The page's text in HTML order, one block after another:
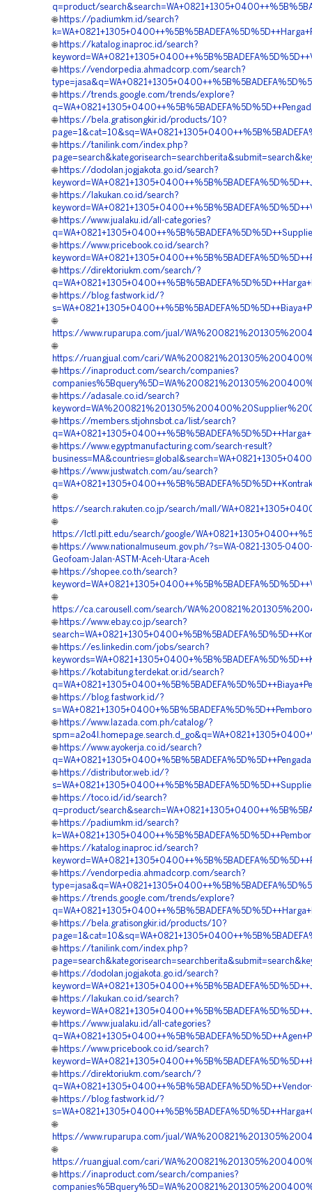
q=product/
🌐 https://padiumkm.id/search?
🌐 https://katalog.inaproc.id/search?
🌐 https://vendorpedia.ahmadcorp.com/search?
🌐 https://trends.google.com/trends/explore?
🌐 https://bela.gratisongkir.id/products/10?
🌐 https://tanilink.com/index.php?
🌐 https://dodolan.jogjakota.go.id/search?
🌐 https://lakukan.co.id/search?
🌐 https://www.jualaku.id/all-categories?
🌐 https://www.pricebook.co.id/search?
🌐 https://direktoriukm.com/search/?
🌐 https://blog.fastwork.id/?
🌐
https://www.ruparupa.com/jual/
🌐
https://ruangjual.com/cari/
🌐 https://inaproduct.com/search/companies?
🌐 https://adasale.co.id/search?
🌐 https://members.stjohnsbot.ca/list/search?
🌐 https://www.egyptmanufacturing.com/search-result?
🌐 https://www.justwatch.com/au/search?
🌐
https://search.rakuten.co.jp/search/mall/
🌐
https://lctl.pitt.edu/search/google/
🌐 https://www.nationalmuseum.gov.ph/?s=WA-0821-1305-0400-
Geofoam-Jalan-ASTM-Aceh-Utara-Aceh
🌐 https://shopee.co.th/search?
🌐
https://ca.carousell.com/search/
🌐 https://www.ebay.co.jp/search?
🌐 https://es.linkedin.com/jobs/search?
🌐 https://kotabitung.terdekat.or.id/search?
🌐 https://blog.fastwork.id/?
🌐 https://www.lazada.com.ph/catalog/?
🌐 https://www.ayokerja.co.id/search?
🌐 https://distributor.web.id/?
🌐 https://toco.id/id/search?
q=product/
🌐 https://padiumkm.id/search?
🌐 https://katalog.inaproc.id/search?
🌐 https://vendorpedia.ahmadcorp.com/search?
🌐 https://trends.google.com/trends/explore?
🌐 https://bela.gratisongkir.id/products/10?
🌐 https://tanilink.com/index.php?
🌐 https://dodolan.jogjakota.go.id/search?
🌐 https://lakukan.co.id/search?
🌐 https://www.jualaku.id/all-categories?
🌐 https://www.pricebook.co.id/search?
🌐 https://direktoriukm.com/search/?
🌐 https://blog.fastwork.id/?
🌐
https://www.ruparupa.com/jual/
🌐
https://ruangjual.com/cari/
🌐 https://inaproduct.com/search/companies?